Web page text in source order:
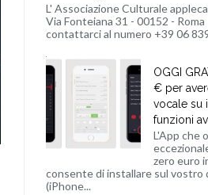
L' Associazione Culturale
Via Fonteiana 31 - 00152 -
contattarci al numero +39 06
OGGI
€ per
vocale su
funzioni
L'App che
zero euro
consente di installare sul vostro
(iPhone...